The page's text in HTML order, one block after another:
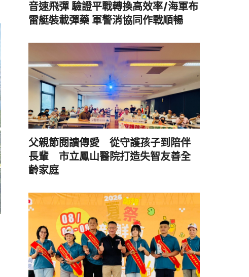
音速飛彈 驗證平戰轉換高效率/海軍布
雷艇裝載彈藥 軍警消協同作戰順暢
父親節閱讀傳愛 從守護孩子到陪伴
長輩 市立鳳山醫院打造失智友善全
齡家庭